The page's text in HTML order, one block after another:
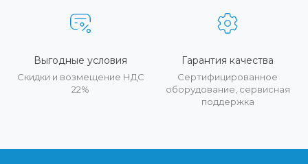
Выгодные условия
Скидки и возмещение НДС
22%
Гарантия качества
Сертифицированное
оборудование, сервисная
поддержка